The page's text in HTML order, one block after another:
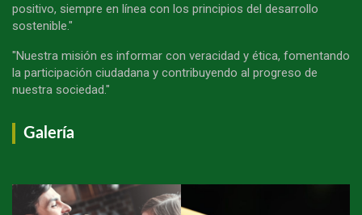
positivo, siempre en línea con los principios del desarrollo
sostenible."
"Nuestra misión es informar con veracidad y ética, fomentando
la participación ciudadana y contribuyendo al progreso de
nuestra sociedad."
Galería